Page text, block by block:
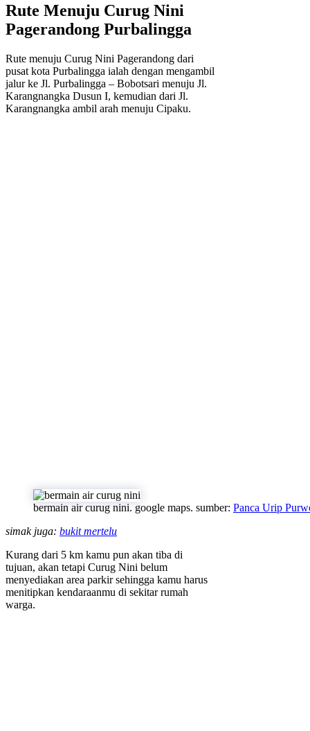
Rute Menuju Curug Nini
Pagerandong Purbalingga
Rute menuju Curug Nini Pagerandong dari
pusat kota Purbalingga ialah dengan mengambil
jalur ke Jl. Purbalingga – Bobotsari menuju Jl.
Karangnangka Dusun I, kemudian dari Jl.
Karangnangka ambil arah menuju Cipaku.
bermain air curug nini. google maps. sumber: Panca Urip
simak juga: bukit mertelu
Kurang dari 5 km kamu pun akan tiba di
tujuan, akan tetapi Curug Nini belum
menyediakan area parkir sehingga kamu harus
menitipkan kendaraanmu di sekitar rumah
warga.